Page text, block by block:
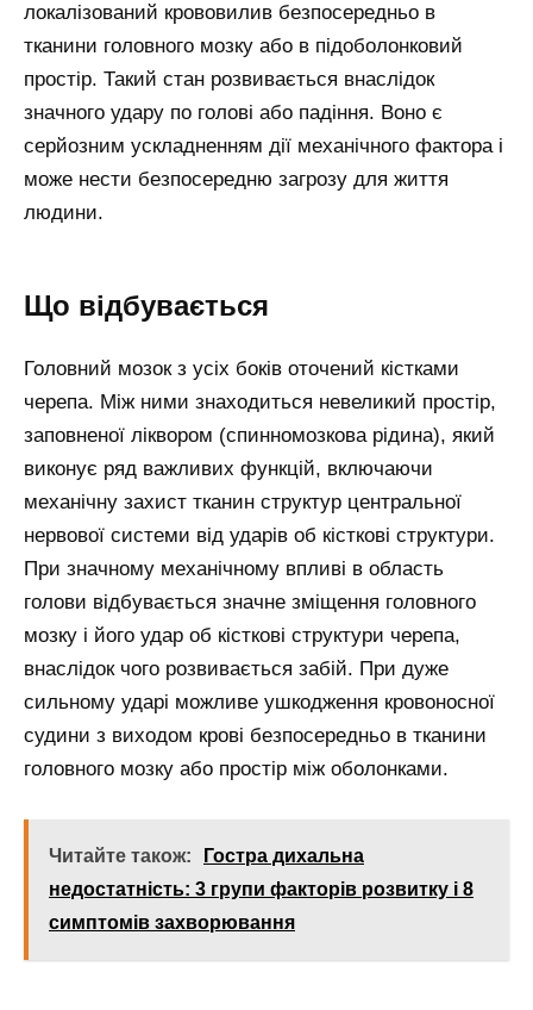
локалізований крововилив безпосередньо в
тканини головного мозку або в підоболонковий
простір. Такий стан розвивається внаслідок
значного удару по голові або падіння. Воно є
серйозним ускладненням дії механічного фактора і
може нести безпосередню загрозу для життя
людини.
Що відбувається
Головний мозок з усіх боків оточений кістками
черепа. Між ними знаходиться невеликий простір,
заповненої ліквором (спинномозкова рідина), який
виконує ряд важливих функцій, включаючи
механічну захист тканин структур центральної
нервової системи від ударів об кісткові структури.
При значному механічному впливі в область
голови відбувається значне зміщення головного
мозку і його удар об кісткові структури черепа,
внаслідок чого розвивається забій. При дуже
сильному ударі можливе ушкодження кровоносної
судини з виходом крові безпосередньо в тканини
головного мозку або простір між оболонками.
Читайте також:
Гостра дихальна
недостатність: 3 групи факторів розвитку і 8
симптомів захворювання